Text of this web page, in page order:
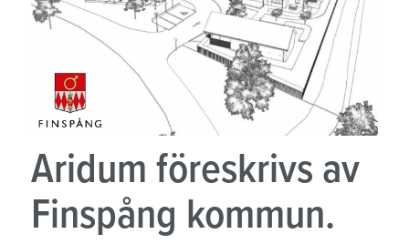
Aridum föreskrivs av
Finspång kommun.